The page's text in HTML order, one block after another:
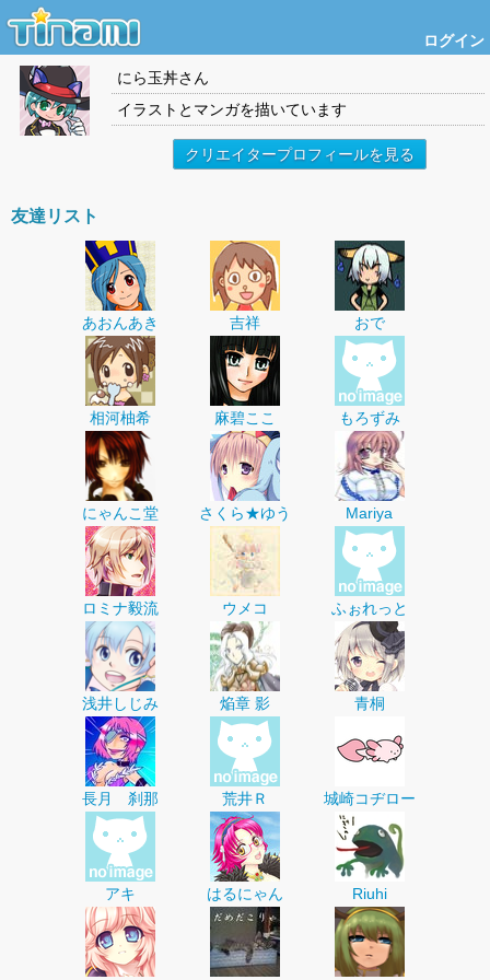
ログイン
にら玉丼さん
イラストとマンガを描いています
クリエイタープロフィールを見る
友達リスト
あおんあき 吉祥 おで
相河柚希 麻碧ここ もろずみ
にゃんこ堂 さくら★ゆう Mariya
ロミナ毅流 ウメコ ふぉれっと
浅井しじみ 焔章 影 青桐
長月 刹那 荒井Ｒ 城崎コヂロー
アキ はるにゃん Riuhi